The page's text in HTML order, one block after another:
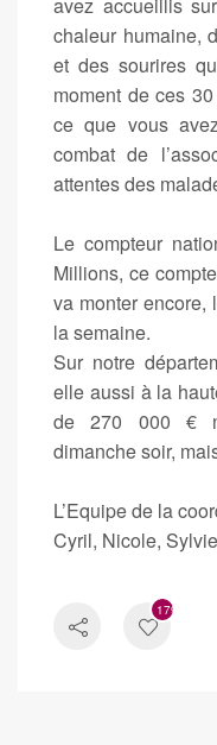
chaleur humaine,
et des sourires
moment de ces
ce que vous
combat de
attentes des
Le compteur
Millions, ce
va monter encore,
la semaine.
Sur notre
elle aussi à la
de 270 000 €
dimanche soir,
L’Equipe de la
Cyril, Nicole,
1792